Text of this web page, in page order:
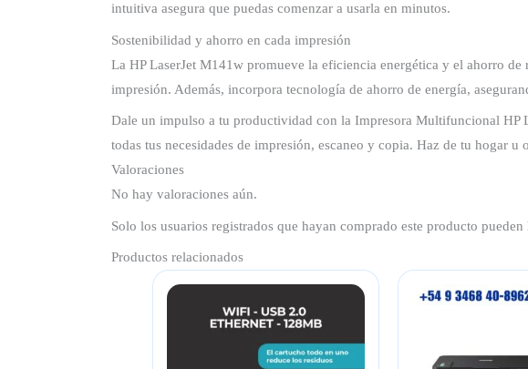
intuitiva asegura que puedas comenzar a usarla en minutos.
Sostenibilidad y ahorro en cada impresión
La HP LaserJet M141w promueve la eficiencia energética y el ahorro
impresión. Además, incorpora tecnología de ahorro de energía,
Dale un impulso a tu productividad con la Impresora Multifuncional
todas tus necesidades de impresión, escaneo y copia. Haz de tu hogar
Valoraciones
No hay valoraciones aún.
Solo los usuarios registrados que hayan comprado este producto
Productos relacionados